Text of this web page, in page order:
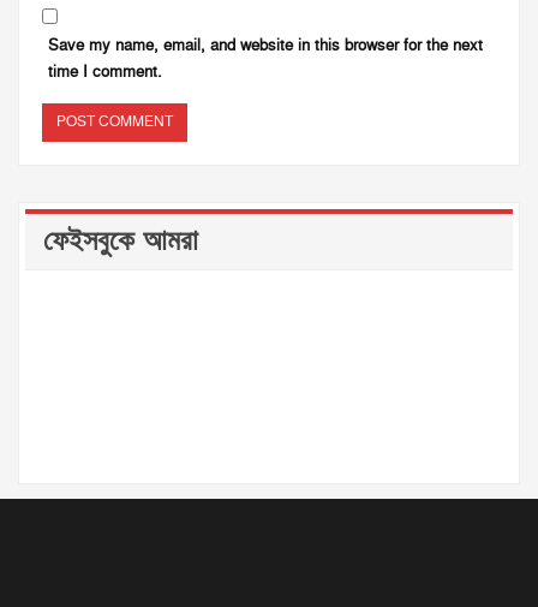
Save my name, email, and website in this browser for the next
time I comment.
ফেইসবুকে আমরা